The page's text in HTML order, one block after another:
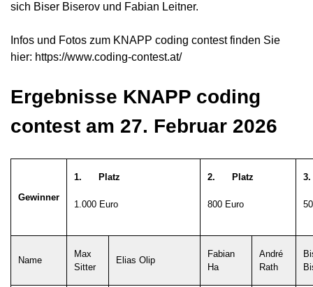
sich Biser Biserov und Fabian Leitner.
Infos und Fotos zum KNAPP coding contest finden Sie
hier: https://www.coding-contest.at/
Ergebnisse KNAPP coding
contest am 27. Februar 2026
Gewinner
1. Platz
1.000 Euro
2. Platz
800 Euro
Name
Max
Sitter
Elias Olip
Fabian
Ha
André
Rath